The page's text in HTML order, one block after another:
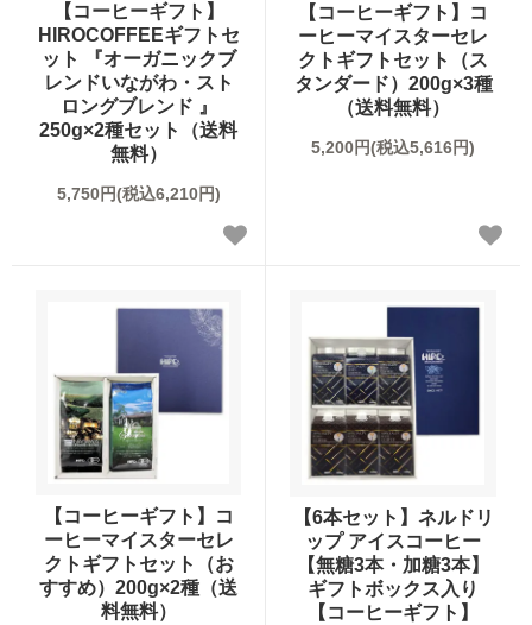
【コーヒーギフト】
HIROCOFFEEギフトセ
ット 『オーガニックブ
レンドいながわ・スト
ロングブレンド 』
250g×2種セット（送料
無料）
5,750円(税込6,210円)
【コーヒーギフト】コ
ーヒーマイスターセレ
クトギフトセット（ス
タンダード）200g×3種
（送料無料）
5,200円(税込5,616円)
【コーヒーギフト】コ
ーヒーマイスターセレ
クトギフトセット（お
すすめ）200g×2種（送
料無料）
【6本セット】ネルドリ
ップ アイスコーヒー
【無糖3本・加糖3本】
ギフトボックス入り
【コーヒーギフト】